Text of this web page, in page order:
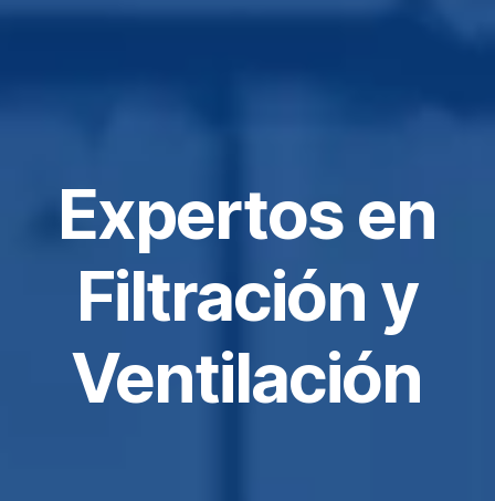
Expertos en
Filtración y
Ventilación